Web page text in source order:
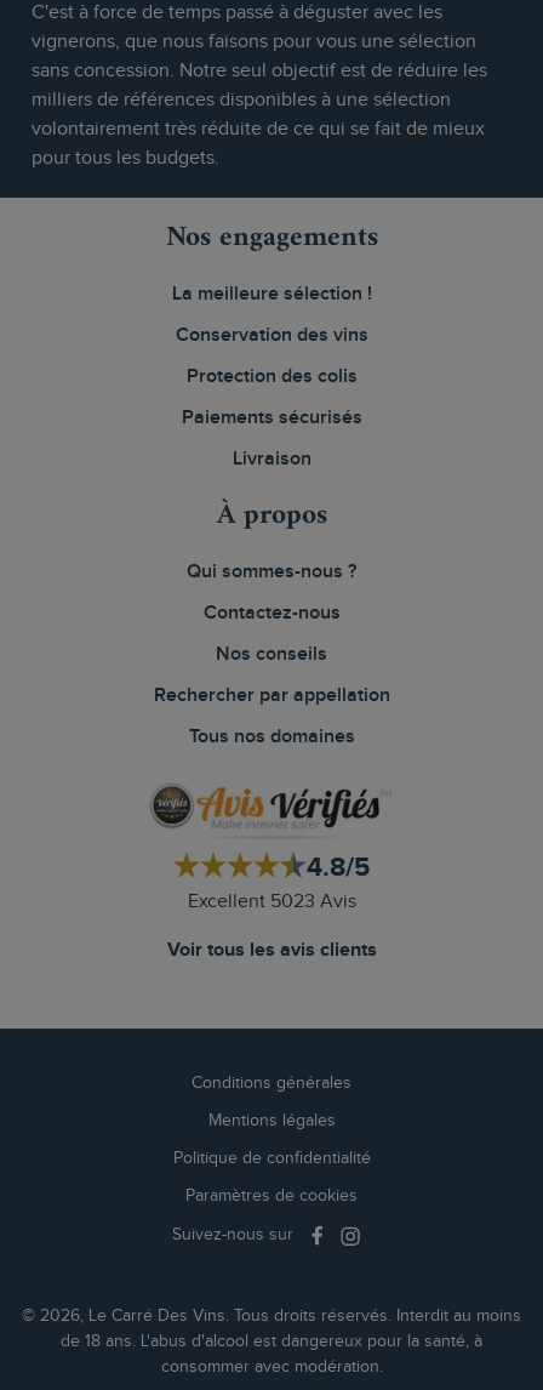
C'est à force de temps passé à déguster avec les
vignerons, que nous faisons pour vous une sélection
sans concession. Notre seul objectif est de réduire les
milliers de références disponibles à une sélection
volontairement très réduite de ce qui se fait de mieux
pour tous les budgets.
Nos engagements
La meilleure sélection !
Conservation des vins
Protection des colis
Paiements sécurisés
Livraison
À propos
Qui sommes-nous ?
Contactez-nous
Nos conseils
Rechercher par appellation
Tous nos domaines
4.8/5
Excellent 5023 Avis
Voir tous les avis clients
Conditions générales
Mentions légales
Politique de confidentialité
Paramètres de cookies
Suivez-nous sur
© 2026, Le Carré Des Vins. Tous droits réservés. Interdit au moins
de 18 ans. L'abus d'alcool est dangereux pour la santé, à
consommer avec modération.